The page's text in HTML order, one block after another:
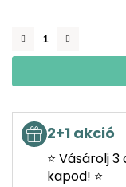
2+1 akció
⭐ Vásárolj
kapod! ⭐